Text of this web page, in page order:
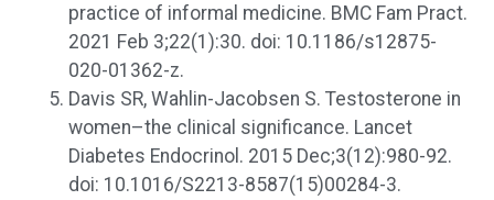
practice of informal medicine. BMC Fam Pract.
2021 Feb 3;22(1):30. doi: 10.1186/s12875-
020-01362-z.
Davis SR, Wahlin-Jacobsen S. Testosterone in
women–the clinical significance. Lancet
Diabetes Endocrinol. 2015 Dec;3(12):980-92.
doi: 10.1016/S2213-8587(15)00284-3.